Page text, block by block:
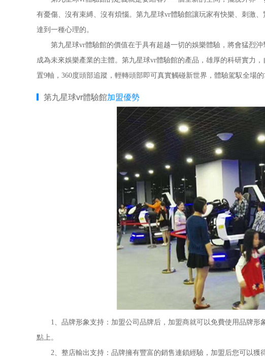
有憂傷、沒有束縛、沒有煩惱。第九星球vr體驗館讓玩家有快樂、刺激
達到一種心理的。
第九星球vr體驗館的價值在于具有超越一切的娛樂體驗，將會猛烈沖
成為未來娛樂產業的主體。第九星球vr體驗館的產品，雄厚的科研實力
置9軸，360度頭部追蹤，輕轉頭部即可真實觸碰新世界，體驗駕馭全場
第九星球vr體驗館加盟優勢
1、品牌形象支持：加盟公司品牌后，加盟商就可以免費使用品牌形
點上。
2、整店輸出支持：品牌擁有豐富的銷售連鎖經驗，加盟后您可以獲